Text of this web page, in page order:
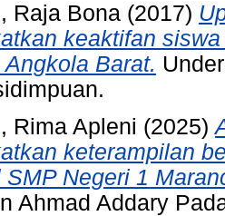
Raja Bona (2017)
keaktifan
Barat.
Rima Apleni (2025)
keterampilan
Negeri 1
Ahmad Addary